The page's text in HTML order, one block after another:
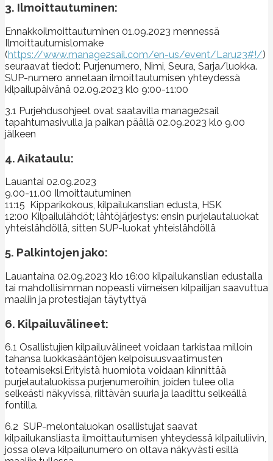
3. Ilmoittautuminen:
Ennakkoilmoittautuminen 01.09.2023 mennessä
Ilmoittautumislomake
(https://www.manage2sail.com/en-us/event/Laru23#!/)
seuraavat tiedot: Purjenumero, Nimi, Seura, Sarja/luokka.
SUP-numero annetaan ilmoittautumisen yhteydessä
kilpailupäivänä 02.09.2023 klo 9:00-11:00
3.1 Purjehdusohjeet ovat saatavilla manage2sail
tapahtumasivulla ja paikan päällä 02.09.2023 klo 9.00
jälkeen
4. Aikataulu:
Lauantai 02.09.2023
9.00-11.00 Ilmoittautuminen
11:15 Kipparikokous, kilpailukanslian edusta, HSK
12:00 Kilpailulähdöt; lähtöjärjestys: ensin purjelautaluokat
yhteislähdöllä, sitten SUP-luokat yhteislähdöllä
5. Palkintojen jako:
Lauantaina 02.09.2023 klo 16:00 kilpailukanslian edustalla
tai mahdollisimman nopeasti viimeisen kilpailijan saavuttua
maaliin ja protestiajan täytyttyä
6. Kilpailuvälineet:
6.1 Osallistujien kilpailuvälineet voidaan tarkistaa milloin
tahansa luokkasääntöjen kelpoisuusvaatimusten
toteamiseksi.Erityistä huomiota voidaan kiinnittää
purjelautaluokissa purjenumeroihin, joiden tulee olla
selkeästi näkyvissä, riittävän suuria ja laadittu selkeällä
fontilla.
6.2 SUP-melontaluokan osallistujat saavat
kilpailukansliasta ilmoittautumisen yhteydessä kilpailuliivin,
jossa oleva kilpailunumero on oltava näkyvästi esillä